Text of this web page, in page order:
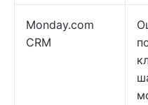
Monday.com
CRM